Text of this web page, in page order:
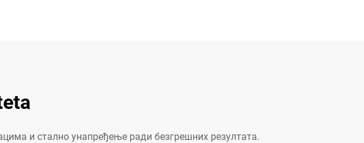
и стално унапређење ради безгрешних резултата.